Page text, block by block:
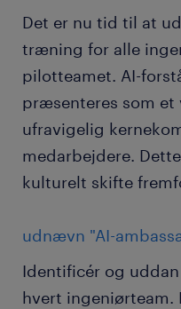
Det er nu tid til at
træning for alle
pilotteamet. AI-
præsenteres som et
ufravigelig
medarbejdere.
kulturelt skifte
udnævn "AI-
Identificér og
hvert ingeniørteam.